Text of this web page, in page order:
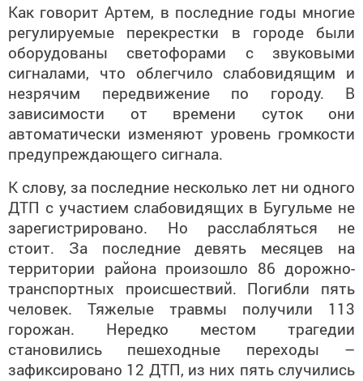
Как говорит Артем, в последние годы многие
регулируемые перекрестки в городе были
оборудованы светофорами с звуковыми
сигналами, что облегчило слабовидящим и
незрячим передвижение по городу. В
зависимости от времени суток они
автоматически изменяют уровень громкости
предупреждающего сигнала.
К слову, за последние несколько лет ни одного
ДТП с участием слабовидящих в Бугульме не
зарегистрировано. Но расслабляться не
стоит. За последние девять месяцев на
территории района произошло 86 дорожно-
транспортных происшествий. Погибли пять
человек. Тяжелые травмы получили 113
горожан. Нередко местом трагедии
становились пешеходные переходы –
зафиксировано 12 ДТП, из них пять случились